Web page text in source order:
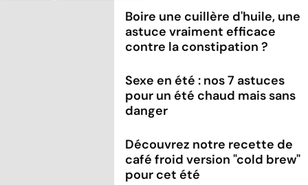
Boire une cuillère d'huile, une
astuce vraiment efficace
contre la constipation ?
Sexe en été : nos 7 astuces
pour un été chaud mais sans
danger
Découvrez notre recette de
café froid version "cold brew"
pour cet été